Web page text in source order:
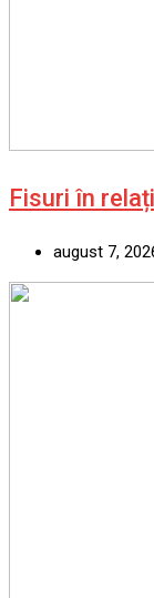
Fisuri în
august 7,